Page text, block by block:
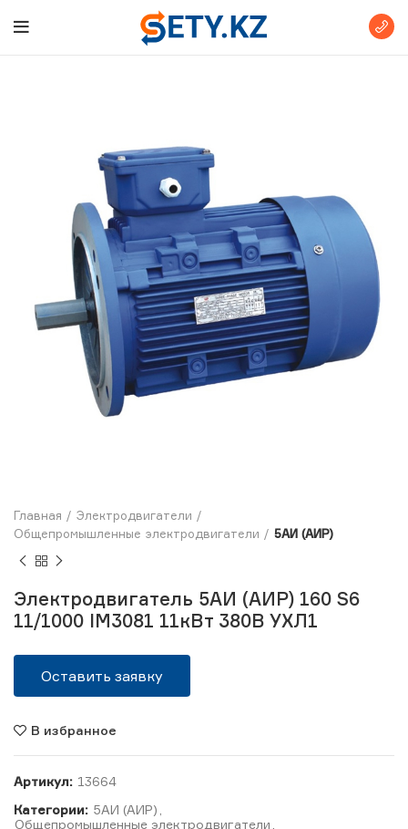
Главная
Электродвигатели
Общепромышленные электродвигатели
5АИ (АИР)
Электродвигатель 5АИ (АИР) 160 S6
11/1000 IM3081 11кВт 380В УХЛ1
Оставить заявку
В избранное
Артикул: 13664
Категории: 5АИ (АИР)
Общепромышленные электродвигатели